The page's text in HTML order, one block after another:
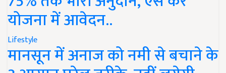
योजना में आवेदन..
Lifestyle
मानसून में अनाज को नमी से बचाने के